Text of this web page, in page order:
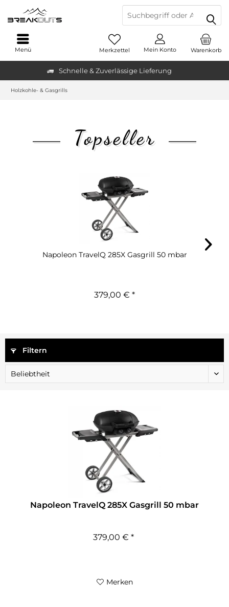
Schnelle & Zuverlässige Lieferung
Warenkorb
Merkzettel Mein Konto
Menü
Holzkohle- & Gasgrills
Topseller
Napoleon TravelQ 285X Gasgrill 50 mbar
379,00 € *
Filtern
Napoleon TravelQ 285X Gasgrill 50 mbar
379,00 € *
Merken